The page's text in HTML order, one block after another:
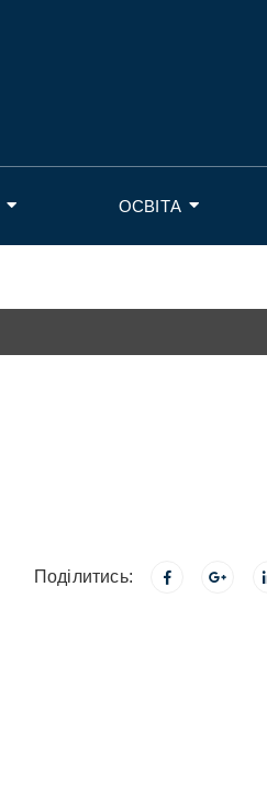
ОСВІТА
Поділитись: